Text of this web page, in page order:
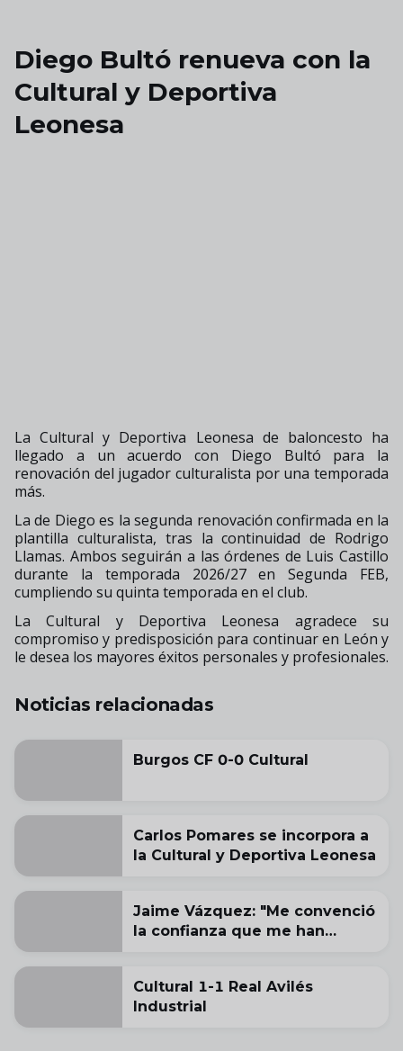
Diego Bultó renueva con la
Cultural y Deportiva
Leonesa
La Cultural y Deportiva Leonesa de baloncesto ha
llegado a un acuerdo con Diego Bultó para la
renovación del jugador culturalista por una temporada
más.
La de Diego es la segunda renovación confirmada en la
plantilla culturalista, tras la continuidad de Rodrigo
Llamas. Ambos seguirán a las órdenes de Luis Castillo
durante la temporada 2026/27 en Segunda FEB,
cumpliendo su quinta temporada en el club.
La Cultural y Deportiva Leonesa agradece su
compromiso y predisposición para continuar en León y
le desea los mayores éxitos personales y profesionales.
Noticias relacionadas
Burgos CF 0-0 Cultural
Carlos Pomares se incorpora a
la Cultural y Deportiva Leonesa
Jaime Vázquez: "Me convenció
la confianza que me han
Cultural 1-1 Real Avilés
Industrial